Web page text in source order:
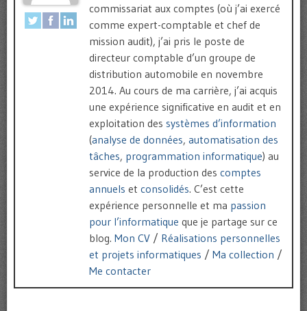
commissariat aux comptes (où j’ai exercé
comme expert-comptable et chef de
mission audit), j’ai pris le poste de
directeur comptable d’un groupe de
distribution automobile en novembre
2014. Au cours de ma carrière, j’ai acquis
une expérience significative en audit et en
exploitation des systèmes d’information
(analyse de données, automatisation des
tâches, programmation informatique) au
service de la production des comptes
annuels et consolidés. C’est cette
expérience personnelle et ma passion
pour l’informatique que je partage sur ce
blog. Mon CV / Réalisations personnelles
et projets informatiques / Ma collection /
Me contacter